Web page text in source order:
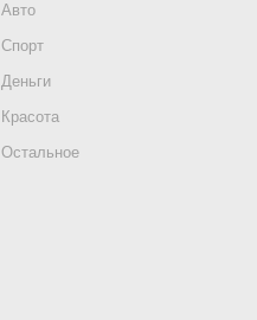
Авто
Спорт
Деньги
Красота
Остальное